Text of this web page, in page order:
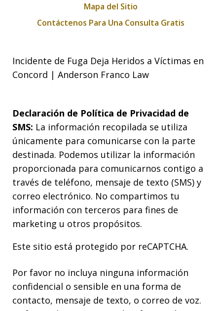
Mapa del Sitio
Contáctenos Para Una Consulta Gratis
Incidente de Fuga Deja Heridos a Víctimas en
Concord | Anderson Franco Law
Declaración de Política de Privacidad de
SMS: La información recopilada se utiliza
únicamente para comunicarse con la parte
destinada. Podemos utilizar la información
proporcionada para comunicarnos contigo a
través de teléfono, mensaje de texto (SMS) y
correo electrónico. No compartimos tu
información con terceros para fines de
marketing u otros propósitos.
Este sitio está protegido por reCAPTCHA.
Por favor no incluya ninguna información
confidencial o sensible en una forma de
contacto, mensaje de texto, o correo de voz.